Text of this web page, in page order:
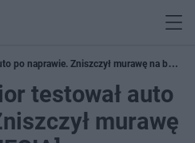
po naprawie. Zniszczył murawę na boisku
testował auto
murawę